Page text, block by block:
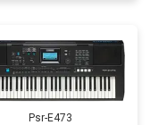
Psr-E473